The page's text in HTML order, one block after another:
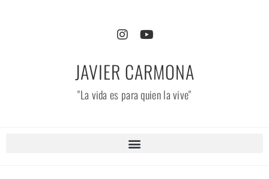
JAVIER CARMONA
"La vida es para quien la vive"